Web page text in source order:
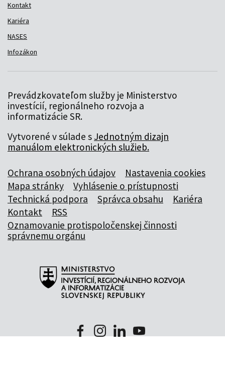
Kontakt
Kariéra
NASES
Infozákon
Prevádzkovateľom služby je Ministerstvo
investícií, regionálneho rozvoja a
informatizácie SR.
Vytvorené v súlade s Jednotným dizajn
manuálom elektronických služieb.
Ochrana osobných údajov
Nastavenia cookies
Mapa stránky
Vyhlásenie o prístupnosti
Technická podpora
Správca obsahu
Kariéra
Kontakt
RSS
Oznamovanie protispoločenskej činnosti
správnemu orgánu